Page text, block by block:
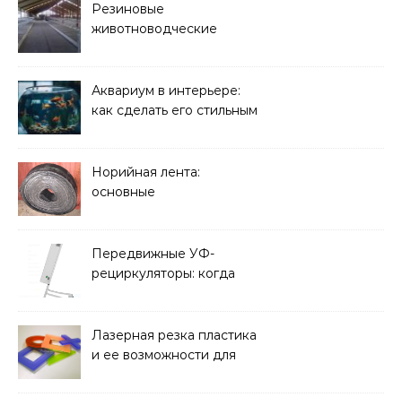
Резиновые
животноводческие
решать
Аквариум в интерьере:
как сделать его стильным
Норийная лента:
основные
и советы по выбору
Передвижные УФ-
рециркуляторы: когда
Лазерная резка пластика
и ее возможности для